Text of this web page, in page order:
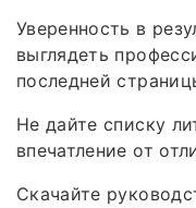
Уверенность в
выглядеть
последней
Не дайте списку
впечатление от
Скачайте